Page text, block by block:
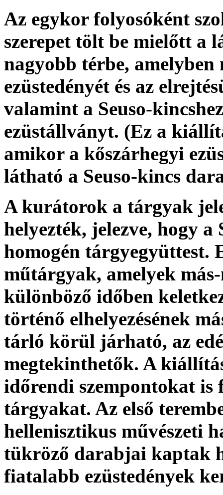
Az egykor folyosóként
szerepet tölt be mielőtt a
nagyobb térbe, amelyben
ezüstedényét és az
valamint a Seuso-
ezüstállványt. (Ez a
amikor a kőszárhegyi
látható a Seuso-kincs
A kurátorok a tárgyak
helyezték, jelezve, hogy a
homogén tárgyegyüttest.
műtárgyak, amelyek
különböző időben
történő elhelyezésének
tárló körül járható, az
megtekinthetők. A
időrendi szempontokat is
tárgyakat. Az első
hellenisztikus művészeti
tükröző darabjai kaptak
fiatalabb ezüstedények